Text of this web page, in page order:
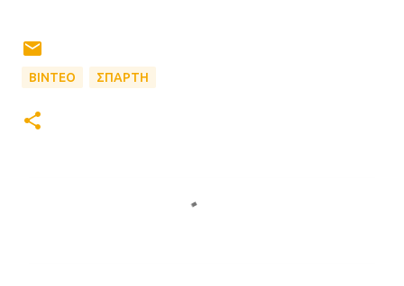
ΒΙΝΤΕΟ ΣΠΑΡΤΗ